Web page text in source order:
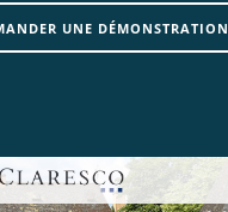
UNE DÉMONSTRATION